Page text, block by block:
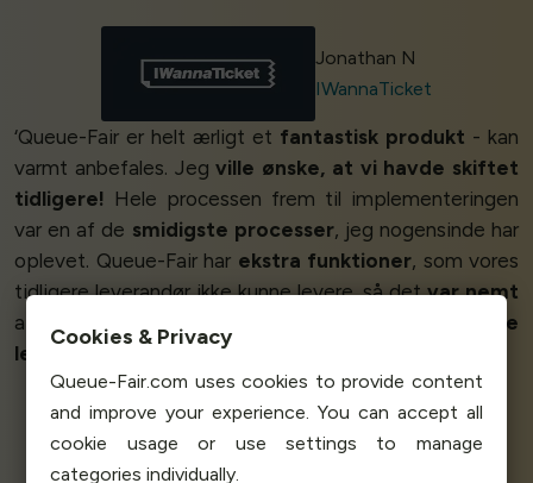
Jonathan N
IWannaTicket
‘Queue-Fair er helt ærligt et fantastisk produkt - kan
varmt anbefales. Jegville ønske, at vi havde skiftet
tidligere! Hele processen frem til implementeringen
var en af de smidigste processer, jeg nogensinde har
oplevet. Queue-Fair har ekstra funktioner, som vores
tidligere leverandør ikke kunne levere, så detvar nemt
at skifte. Alle, der leder efter et køprodukt, bør
ikke
lede længere
Vi elsker det!
Dennis Doulgeridis
Cookies & Privacy
Queue-Fair.com uses cookies to provide content
and improve your experience. You can accept all
cookie usage or use settings to manage
categories individually.